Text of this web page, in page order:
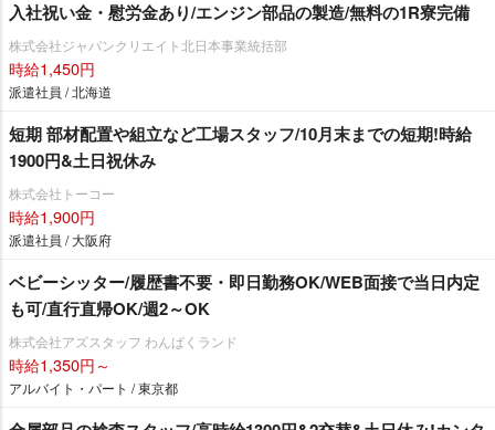
入社祝い金・慰労金あり/エンジン部品の製造/無料の1R寮完備
株式会社ジャパンクリエイト北日本事業統括部
時給1,450円
派遣社員 / 北海道
短期 部材配置や組立など工場スタッフ/10月末までの短期!時給
1900円&土日祝休み
株式会社トーコー
時給1,900円
派遣社員 / 大阪府
ベビーシッター/履歴書不要・即日勤務OK/WEB面接で当日内定
も可/直行直帰OK/週2～OK
株式会社アズスタッフ わんぱくランド
時給1,350円～
アルバイト・パート / 東京都